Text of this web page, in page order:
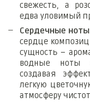
свежесть, а
едва уловимый
Сердечные
сердце
сущность –
водные ноты
создавая
легкую
атмосферу